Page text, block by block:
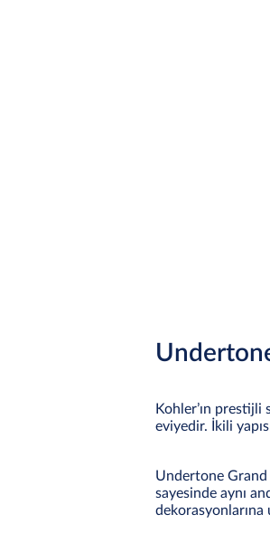
Kohler’ın
eviyedir. İkili
Undertone Grand
sayesinde aynı